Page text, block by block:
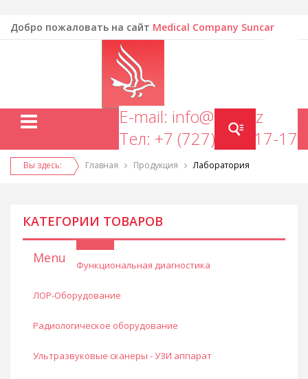
Добро пожаловать на сайт Medical Company Suncar
E-mail: info@mcs.kz
Тел: +7 (727) 277-17-17
Вы здесь: Главная Продукция Лаборатория
КАТЕГОРИИ ТОВАРОВ
Menu Функциональная диагностика
ЛОР-Оборудование
Радиологическое оборудование
Ультразвуковые сканеры - УЗИ аппарат